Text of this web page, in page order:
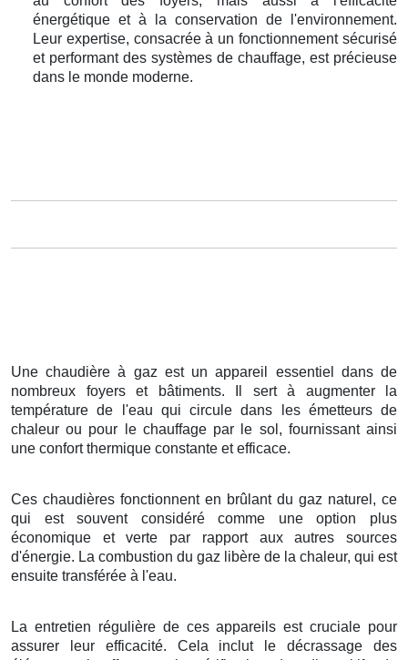
énergétique et à la conservation de l'environnement.
Leur expertise, consacrée à un fonctionnement sécurisé
et performant des systèmes de chauffage, est précieuse
dans le monde moderne.
Une chaudière à gaz est un appareil essentiel dans de
nombreux foyers et bâtiments. Il sert à augmenter la
température de l'eau qui circule dans les émetteurs de
chaleur ou pour le chauffage par le sol, fournissant ainsi
une confort thermique constante et efficace.
Ces chaudières fonctionnent en brûlant du gaz naturel, ce
qui est souvent considéré comme une option plus
économique et verte par rapport aux autres sources
d'énergie. La combustion du gaz libère de la chaleur, qui est
ensuite transférée à l'eau.
La entretien régulière de ces appareils est cruciale pour
assurer leur efficacité. Cela inclut le décrassage des